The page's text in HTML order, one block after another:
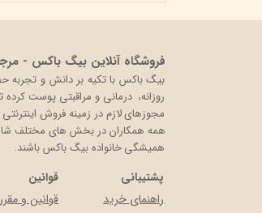
پشتیبانی
راهنمای خرید
قوانین
قوانین و
فروشگاه آنلاین بیگ باکس -
روزانه، درمانی و مراقبتی پوست
مجوزهای لازم در زمینه فروش
همه همکاران در بخش های مختلف
همیشگی خانواده بیگ باکس باشند.